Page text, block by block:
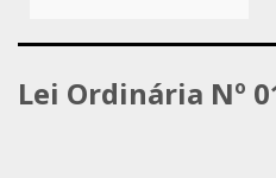
Lei Ordinária Nº